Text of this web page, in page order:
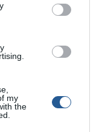
my
the
µας, όπου ακόµα και
µεταφέρουν λάθος
ντροπής και πολλές
ζωή. Τo ∆Σ
σελίδας της
επόµενα χρόνια,
ευχαριστεί θερµά